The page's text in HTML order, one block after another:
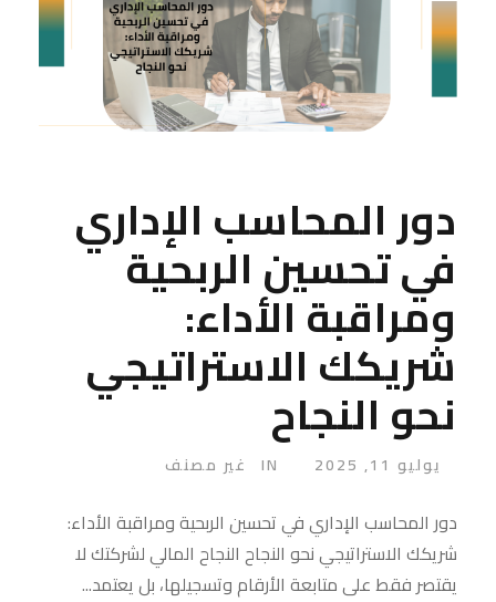
دور المحاسب الإداري
في تحسين الربحية
ومراقبة الأداء:
شريكك الاستراتيجي
نحو النجاح
يوليو 11, 2025 IN غير مصنف
دور المحاسب الإداري في تحسين الربحية ومراقبة الأداء:
شريكك الاستراتيجي نحو النجاح النجاح المالي لشركتك لا
يقتصر فقط على متابعة الأرقام وتسجيلها، بل يعتمد...